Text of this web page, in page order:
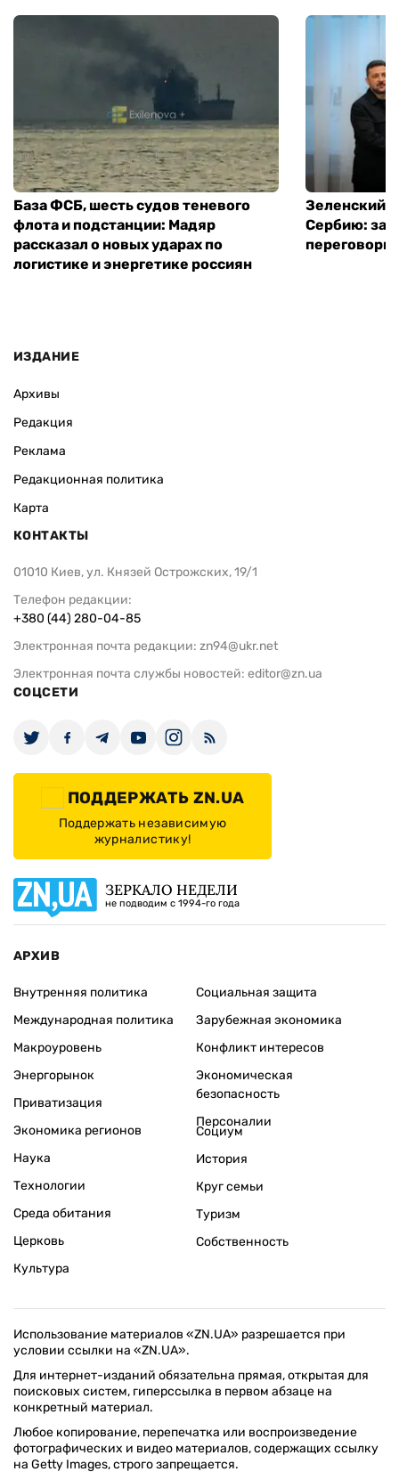
База ФСБ, шесть судов теневого
флота и подстанции: Мадяр
рассказал о новых ударах по
логистике и энергетике россиян
Зеленский
Сербию:
переговоры
ИЗДАНИЕ
Архивы
Редакция
Реклама
Редакционная политика
Карта
КОНТАКТЫ
01010 Киев, ул. Князей Острожских, 19/1
Телефон редакции:
+380 (44) 280-04-85
Электронная почта редакции: zn94@ukr.net
Электронная почта службы новостей: editor@zn.ua
СОЦСЕТИ
ПОДДЕРЖАТЬ ZN.UA
Поддержать независимую
журналистику!
ЗЕРКАЛО НЕДЕЛИ
не подводим с 1994-го года
АРХИВ
Внутренняя политика
Международная политика
Макроуровень
Энергорынок
Приватизация
Экономика регионов
Социальная защита
Зарубежная экономика
Конфликт интересов
Экономическая
безопасность
Персоналии
Наука
Технологии
Среда обитания
Церковь
Культура
Социум
История
Круг семьи
Туризм
Собственность
Использование материалов «ZN.UA» разрешается при
условии ссылки на «ZN.UA».
Для интернет-изданий обязательна прямая, открытая для
поисковых систем, гиперссылка в первом абзаце на
конкретный материал.
Любое копирование, перепечатка или воспроизведение
фотографических и видео материалов, содержащих ссылку
на Getty Images, строго запрещается.